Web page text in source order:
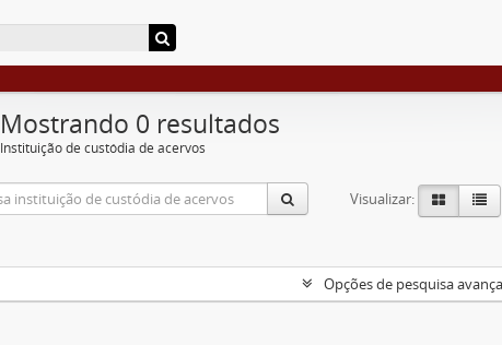
Mostrando 0 resultados
Instituição de custódia de acervos
Visualizar:
Opções de pesquisa